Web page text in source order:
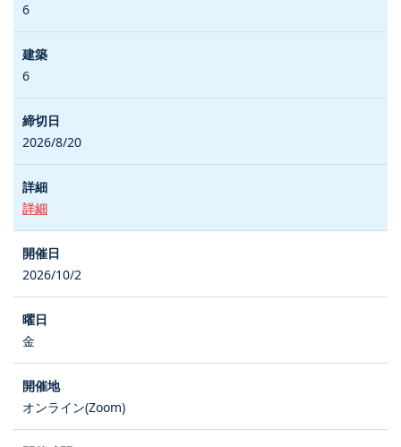
6
6
2026/8/20
詳細
2026/10/2
金
オンライン(Zoom)